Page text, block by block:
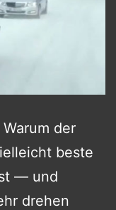
der
beste
— und
drehen